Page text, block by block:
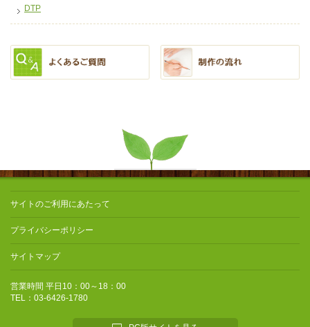
DTP
サイトのご利用にあたって
プライバシーポリシー
サイトマップ
営業時間 平日10：00～18：00
TEL：03-6426-1780